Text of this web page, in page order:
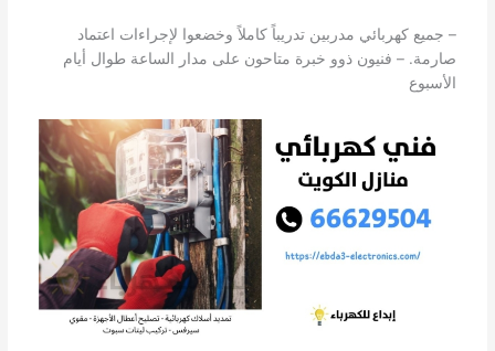
– جميع كهربائي مدربين تدريباً كاملاً وخضعوا لإجراءات اعتماد
صارمة. – فنيون ذوو خبرة متاحون على مدار الساعة طوال أيام
الأسبوع